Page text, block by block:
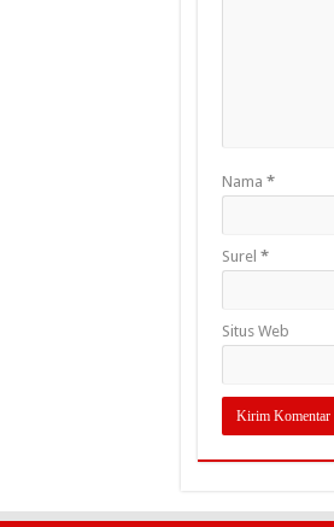
Nama *
Surel *
Situs Web